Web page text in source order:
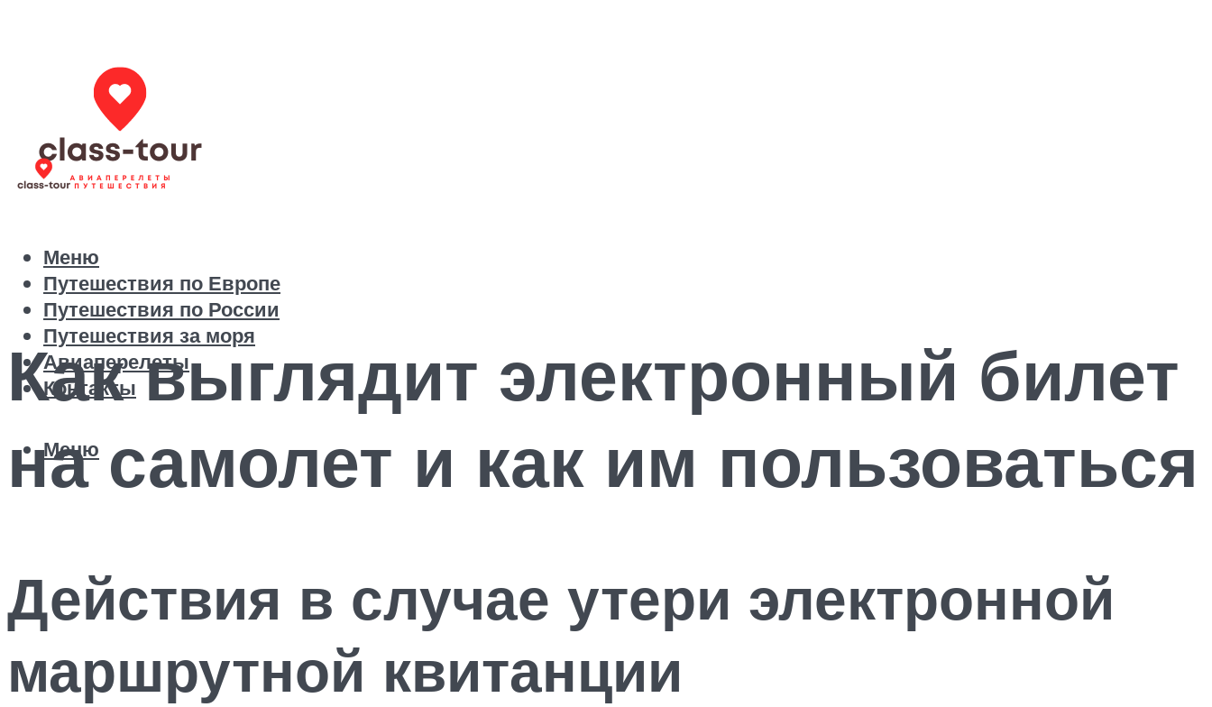
Путешествия по Европе
Путешествия по России
Путешествия за моря
Авиаперелеты
Контакты
Меню
Меню
Как выглядит электронный билет
на самолет и как им пользоваться
Действия в случае утери электронной
маршрутной квитанции